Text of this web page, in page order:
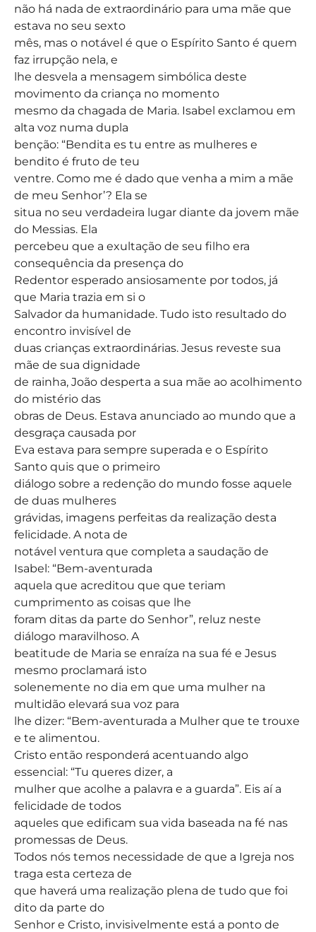
não há nada de extraordinário para uma mãe que
estava no seu sexto
mês, mas o notável é que o Espírito Santo é quem
faz irrupção nela, e
lhe desvela a mensagem simbólica deste
movimento da criança no momento
mesmo da chagada de Maria. Isabel exclamou em
alta voz numa dupla
benção: “Bendita es tu entre as mulheres e
bendito é fruto de teu
ventre. Como me é dado que venha a mim a mãe
de meu Senhor’? Ela se
situa no seu verdadeira lugar diante da jovem mãe
do Messias. Ela
percebeu que a exultação de seu filho era
consequência da presença do
Redentor esperado ansiosamente por todos, já
que Maria trazia em si o
Salvador da humanidade. Tudo isto resultado do
encontro invisível de
duas crianças extraordinárias. Jesus reveste sua
mãe de sua dignidade
de rainha, João desperta a sua mãe ao acolhimento
do mistério das
obras de Deus. Estava anunciado ao mundo que a
desgraça causada por
Eva estava para sempre superada e o Espírito
Santo quis que o primeiro
diálogo sobre a redenção do mundo fosse aquele
de duas mulheres
grávidas, imagens perfeitas da realização desta
felicidade. A nota de
notável ventura que completa a saudação de
Isabel: “Bem-aventurada
aquela que acreditou que que teriam
cumprimento as coisas que lhe
foram ditas da parte do Senhor”, reluz neste
diálogo maravilhoso. A
beatitude de Maria se enraíza na sua fé e Jesus
mesmo proclamará isto
solenemente no dia em que uma mulher na
multidão elevará sua voz para
lhe dizer: “Bem-aventurada a Mulher que te trouxe
e te alimentou.
Cristo então responderá acentuando algo
essencial: “Tu queres dizer, a
mulher que acolhe a palavra e a guarda”. Eis aí a
felicidade de todos
aqueles que edificam sua vida baseada na fé nas
promessas de Deus.
Todos nós temos necessidade de que a Igreja nos
traga esta certeza de
que haverá uma realização plena de tudo que foi
dito da parte do
Senhor e Cristo, invisivelmente está a ponto de